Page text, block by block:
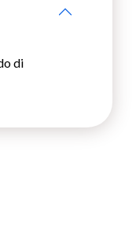
di